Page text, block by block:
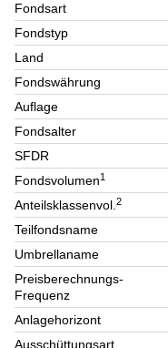
Fondsart
Fondstyp
Land
Fondswährung
Auflage
Fondsalter
SFDR
Fondsvolumen1
Anteilsklassenvol.2
Teilfondsname
Umbrellaname
Preisberechnungs-
Frequenz
Anlagehorizont
Ausschüttungsart